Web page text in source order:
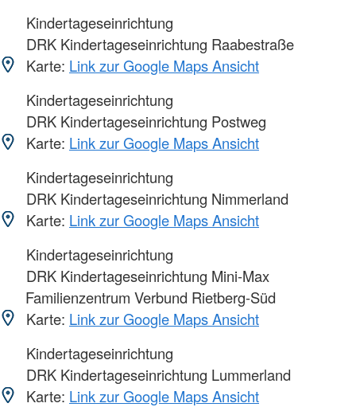
Kindertageseinrichtung
DRK Kindertageseinrichtung Raabestraße
Karte: Link zur Google Maps Ansicht
Kindertageseinrichtung
DRK Kindertageseinrichtung Postweg
Karte: Link zur Google Maps Ansicht
Kindertageseinrichtung
DRK Kindertageseinrichtung Nimmerland
Karte: Link zur Google Maps Ansicht
Kindertageseinrichtung
DRK Kindertageseinrichtung Mini-Max
Familienzentrum Verbund Rietberg-Süd
Karte: Link zur Google Maps Ansicht
Kindertageseinrichtung
DRK Kindertageseinrichtung Lummerland
Karte: Link zur Google Maps Ansicht